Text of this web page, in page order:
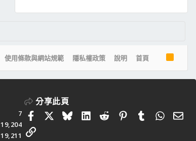
使用條款與網站規範 隱私權政策 說明 首頁
S
7
19,204
19,211
分享此頁
FacebookBlueskyLinkedIn
RedditPinterestTumblr 電
連結